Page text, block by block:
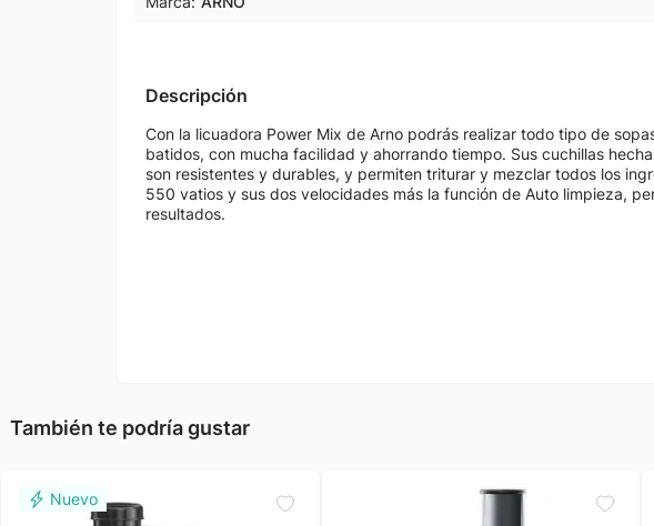
Descripción
Con la licuadora Power Mix de Arno podrás realizar todo tipo de
batidos, con mucha facilidad y ahorrando tiempo. Sus cuchillas
son resistentes y durables, y permiten triturar y mezclar todos los
550 vatios y sus dos velocidades más la función de Auto limpieza,
resultados.
También te podría gustar